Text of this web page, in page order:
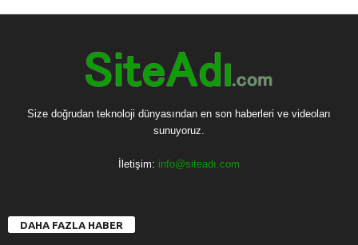
Size doğrudan teknoloji dünyasından en son haberleri ve videoları
sunuyoruz.
İletişim: info@siteadı.com
DAHA FAZLA HABER